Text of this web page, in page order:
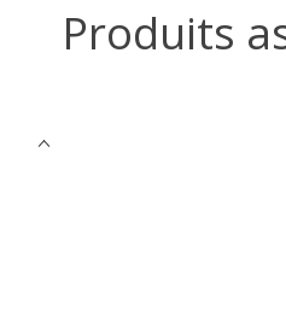
Produits